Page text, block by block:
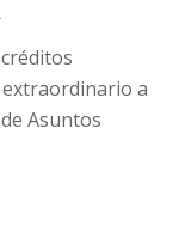
a
Asuntos